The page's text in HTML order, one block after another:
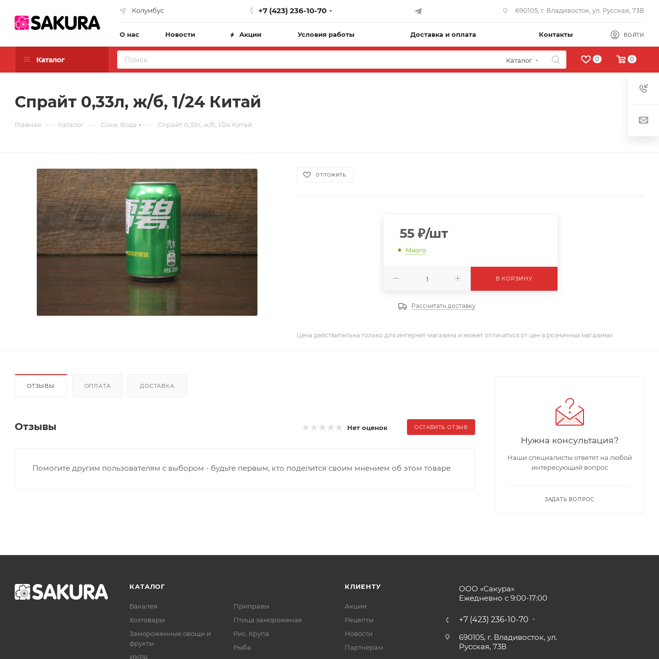
Колумбус +7 (423) 236-10-70 690105, г. Владивосток, ул. Русская, 73В
О нас Новости Акции Условия работы Доставка и оплата Контакты ВОЙТИ
Каталог Каталог 0 0
Спрайт 0,33л, ж/б, 1/24 Китай
Главная — Каталог — Соки, Вода — Спрайт 0,33л, ж/б, 1/24 Китай
ОТЛОЖИТЬ
55 ₽/шт
Много
В КОРЗИНУ
Рассчитать доставку
Цена действительна только для интернет-магазина и может отличаться от цен в розничных магазинах
ОТЗЫВЫ ОПЛАТА ДОСТАВКА
Отзывы Нет оценок ОСТАВИТЬ ОТЗЫВ
Помогите другим пользователям с выбором - будьте первым, кто поделится своим мнением об этом товаре
Нужна консультация?
Наши специалисты ответят на любой
интересующий вопрос
ЗАДАТЬ ВОПРОС
КАТАЛОГ
Бакалея
Хозтовары
Замороженные овощи и
фрукты
ИКРА
Приправы
Птица замороженая
Рис, Крупа
Рыба
КЛИЕНТУ
Акции
Рецепты
Новости
Партнерам
ООО «Сакура»
Ежедневно с 9:00-17:00
+7 (423) 236-10-70
690105, г. Владивосток, ул.
Русская, 73В